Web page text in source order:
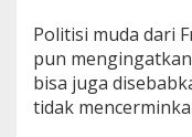
a
f
a
a
Politisi muda dari
pun
bisa juga
tidak